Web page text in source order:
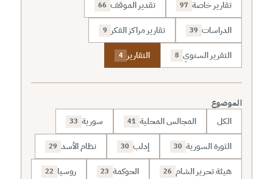
تقارير خاصة 97 تقدير الموقف 66
الدراسات 39 تقارير مراكز الفكر 9
التقرير السنوي 8 التقارير 4
الموضوع
الكل المجالس المحلية 41 سورية 33
الثورة السورية 30 إدلب 30 نظام الأسد 29
هيئة تحرير الشام 26 الحوكمة 23 روسيا 22